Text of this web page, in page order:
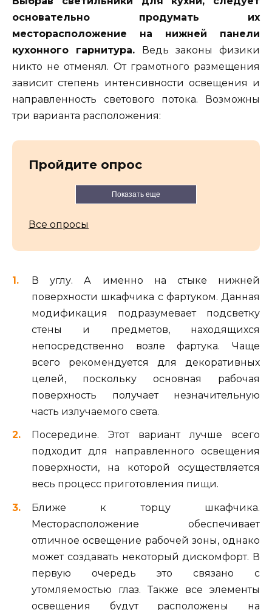
основательно продумать их
месторасположение на нижней панели
кухонного гарнитура. Ведь законы физики
никто не отменял. От грамотного размещения
зависит степень интенсивности освещения и
направленность светового потока. Возможны
три варианта расположения:
Пройдите опрос
Показать еще
Все опросы
В углу. А именно на стыке нижней
поверхности шкафчика с фартуком. Данная
модификация подразумевает подсветку
стены и предметов, находящихся
непосредственно возле фартука. Чаще
всего рекомендуется для декоративных
целей, поскольку основная рабочая
поверхность получает незначительную
часть излучаемого света.
Посередине. Этот вариант лучше всего
подходит для направленного освещения
поверхности, на которой осуществляется
весь процесс приготовления пищи.
Ближе к торцу шкафчика.
Месторасположение обеспечивает
отличное освещение рабочей зоны, однако
может создавать некоторый дискомфорт. В
первую очередь это связано с
утомляемостью глаз. Также все элементы
освещения будут расположены на